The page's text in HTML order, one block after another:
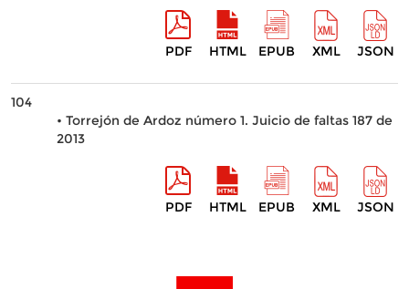
PDF HTML EPUB XML JSON
104
• Torrejón de Ardoz número 1. Juicio de faltas 187 de
2013
PDF HTML EPUB XML JSON